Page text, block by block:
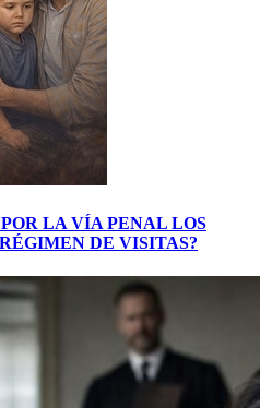
LA VÍA PENAL LOS
DE VISITAS?